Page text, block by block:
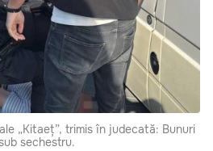
„Kitaeț”, trimis în judecată: Bunuri
sechestru.